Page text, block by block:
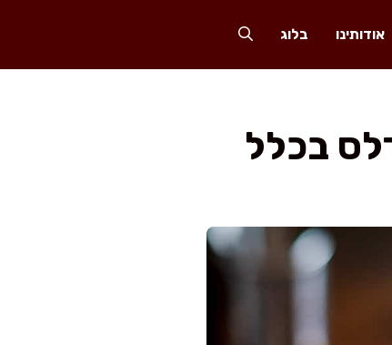
אודותינו בלוג